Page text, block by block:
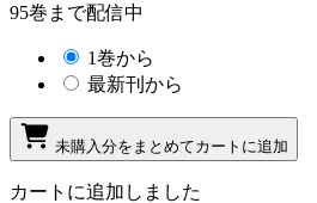
95巻まで配信中
1巻から
最新刊から
未購入分をまとめてカートに追加
カートに追加しました